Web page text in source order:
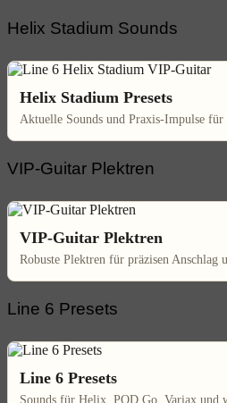
Helix Stadium Sounds
Helix Stadium Presets
Aktuelle Sounds und Praxis-Impulse
VIP-Guitar Plektren
VIP-Guitar Plektren
Robuste Plektren für präzisen Anschlag
Line 6 Presets
Line 6 Presets
Sounds für Helix, POD Go, Variax und